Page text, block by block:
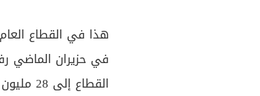
هذا في القطاع
في حزيران الماضي
القطاع إلى 28 مليون